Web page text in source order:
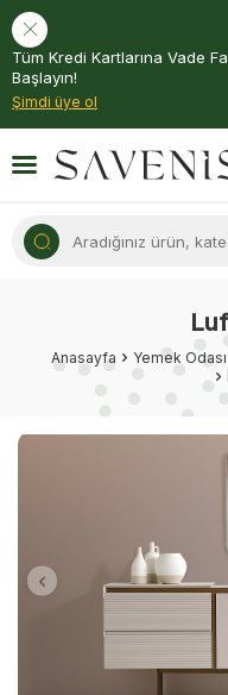
Tüm Kredi Kartlarına Vade
Başlayın!
Şimdi üye ol
Anasayfa Yemek Odası